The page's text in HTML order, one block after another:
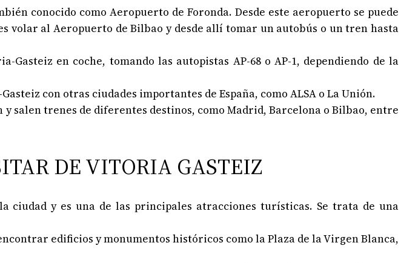
conocido como Aeropuerto de Foronda. Desde este aeropuerto se puede
volar al Aeropuerto de Bilbao y desde allí tomar un autobús o un tren hasta
en coche, tomando las autopistas AP-68 o AP-1, dependiendo de la
con otras ciudades importantes de España, como ALSA o La Unión.
salen trenes de diferentes destinos, como Madrid, Barcelona o Bilbao, entre
DE VITORIA GASTEIZ
ciudad y es una de las principales atracciones turísticas. Se trata de una
edificios y monumentos históricos como la Plaza de la Virgen Blanca,